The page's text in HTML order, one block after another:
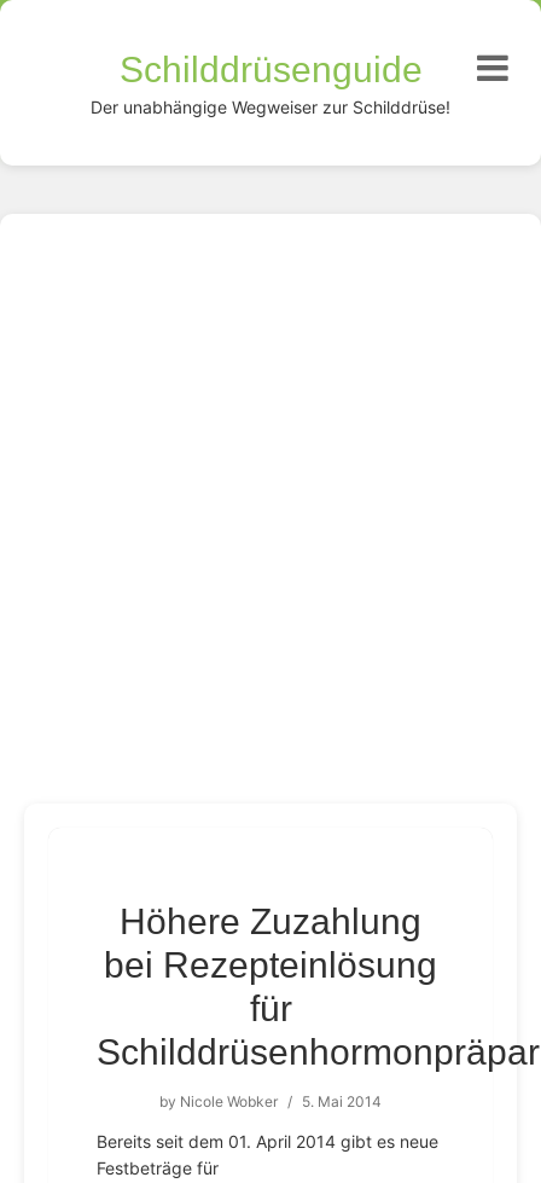
Schilddrüsenguide
Der unabhängige Wegweiser zur Schilddrüse!
Höhere Zuzahlung
bei Rezepteinlösung
für
by Nicole Wobker / 5. Mai 2014
Bereits seit dem 01. April 2014 gibt es neue
Festbeträge für